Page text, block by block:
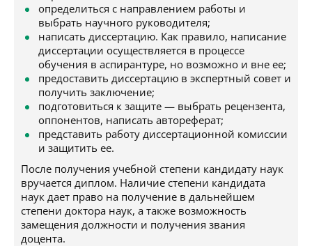
определиться с направлением работы и
выбрать научного руководителя;
написать диссертацию. Как правило, написание
диссертации осуществляется в процессе
обучения в аспирантуре, но возможно и вне ее;
предоставить диссертацию в экспертный совет и
получить заключение;
подготовиться к защите — выбрать рецензента,
оппонентов, написать автореферат;
представить работу диссертационной комиссии
и защитить ее.
После получения учебной степени кандидату наук
вручается диплом. Наличие степени кандидата
наук дает право на получение в дальнейшем
степени доктора наук, а также возможность
замещения должности и получения звания
доцента.